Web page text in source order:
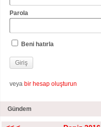
Parola
Beni hatırla
veya bir hesap oluşturun
Gündem